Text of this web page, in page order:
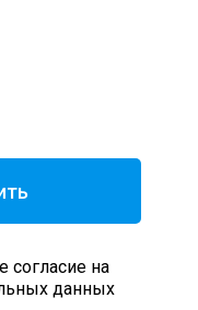
согласие на
данных